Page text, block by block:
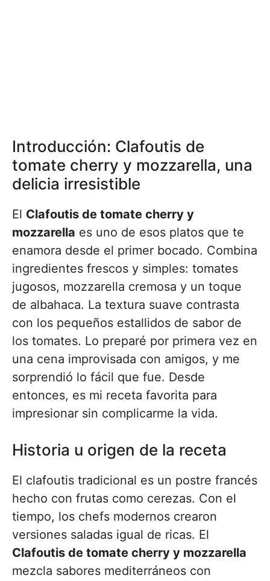
Introducción: Clafoutis de
tomate cherry y mozzarella, una
delicia irresistible
El Clafoutis de tomate cherry y
mozzarella es uno de esos platos que te
enamora desde el primer bocado. Combina
ingredientes frescos y simples: tomates
jugosos, mozzarella cremosa y un toque
de albahaca. La textura suave contrasta
con los pequeños estallidos de sabor de
los tomates. Lo preparé por primera vez en
una cena improvisada con amigos, y me
sorprendió lo fácil que fue. Desde
entonces, es mi receta favorita para
impresionar sin complicarme la vida.
Historia u origen de la receta
El clafoutis tradicional es un postre francés
hecho con frutas como cerezas. Con el
tiempo, los chefs modernos crearon
versiones saladas igual de ricas. El
Clafoutis de tomate cherry y mozzarella
mezcla sabores mediterráneos con